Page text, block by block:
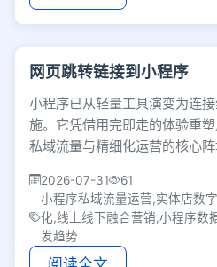
网页跳转链接到小程序
小程序已从轻量工具演变为连
施。它凭借用完即走的体验重
私域流量与精细化运营的核心
2026-07-31
61
小程序私域流量运营,实体店数
化,线上线下融合营销,小程序数
发趋势